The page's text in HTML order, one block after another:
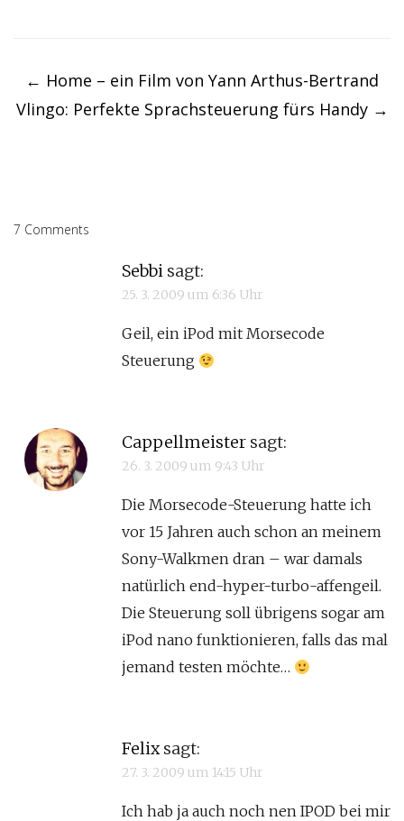
navigation
← Home – ein Film von Yann Arthus-Bertrand
Vlingo: Perfekte Sprachsteuerung fürs Handy →
7 Comments
Sebbi sagt:
25. 3. 2009 um 6:36 Uhr
Geil, ein iPod mit Morsecode
Steuerung
Cappellmeister sagt:
26. 3. 2009 um 9:43 Uhr
Die Morsecode-Steuerung hatte ich
vor 15 Jahren auch schon an meinem
Sony-Walkmen dran – war damals
natürlich end-hyper-turbo-affengeil.
Die Steuerung soll übrigens sogar am
iPod nano funktionieren, falls das mal
jemand testen möchte…
Felix sagt:
27. 3. 2009 um 14:15 Uhr
Ich hab ja auch noch nen IPOD bei mir